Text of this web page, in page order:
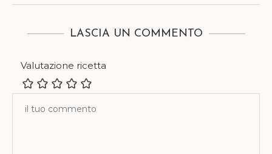
LASCIA UN COMMENTO
Valutazione ricetta